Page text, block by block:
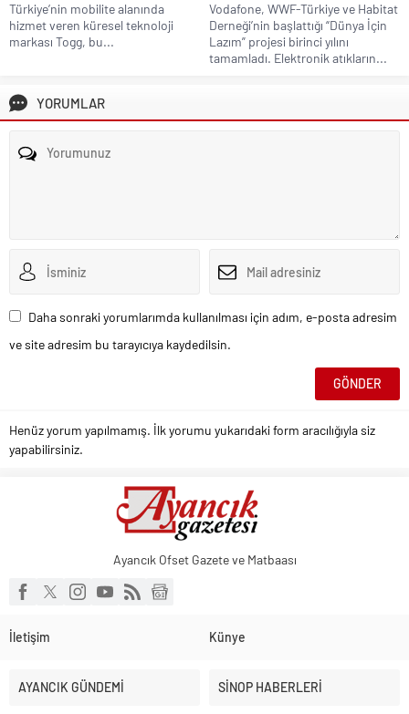
Türkiye’nin mobilite alanında
hizmet veren küresel teknoloji
markası Togg, bu...
Vodafone, WWF-Türkiye ve Habitat
Derneği’nin başlattığı “Dünya İçin
Lazım” projesi birinci yılını
tamamladı. Elektronik atıkların...
YORUMLAR
Daha sonraki yorumlarımda kullanılması için adım, e-posta adresim
ve site adresim bu tarayıcıya kaydedilsin.
Henüz yorum yapılmamış. İlk yorumu yukarıdaki form aracılığıyla siz
yapabilirsiniz.
Ayancık Ofset Gazete ve Matbaası
İletişim Künye
AYANCIK GÜNDEMİ SİNOP HABERLERİ